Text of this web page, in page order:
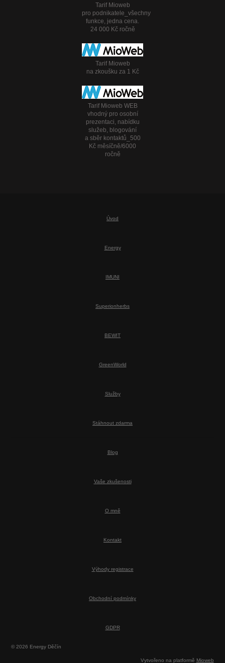
Tarif Mioweb
pro podnikatele_všechny
funkce, jedna cena.
24 000 Kč ročně
Tarif Mioweb
na zkoušku za 1 Kč
Tarif Mioweb WEB
vhodný pro osobní
prezentaci, nabídku
služeb, blogování
a sběr kontaktů_500
Kč měsíčně/6000
ročně
Úvod
Energy
IMUNI
Superionherbs
BEWIT
GreenWorld
Služby
Stáhnout zdarma
Blog
Vaše zkušenosti
O mně
Kontakt
Výhody registrace
Obchodní podmínky
GDPR
© 2026 Energy Děčín
Vytvořeno na platformě Mioweb